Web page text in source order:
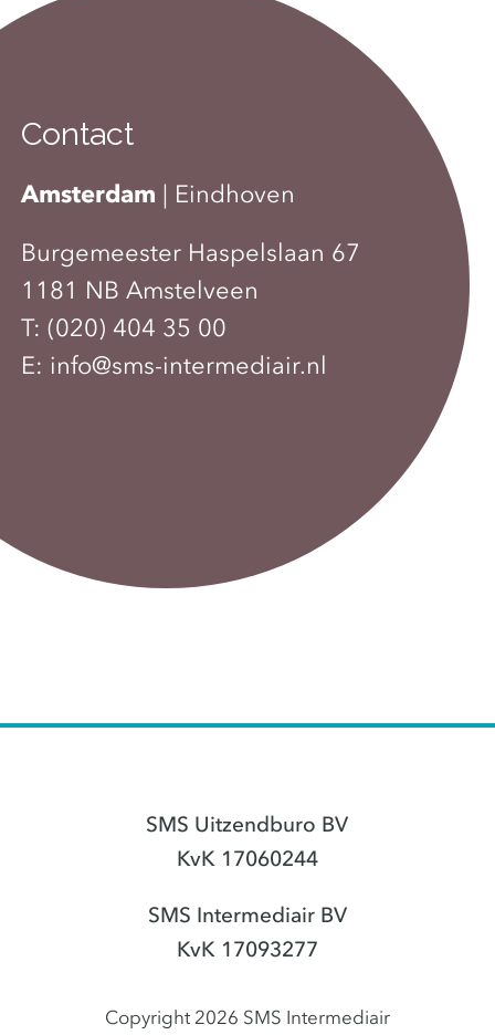
Contact
Amsterdam | Eindhoven
Burgemeester Haspelslaan 67
1181 NB Amstelveen
T:(020) 404 35 00
E: info@sms-intermediair.nl
SMS Uitzendburo BV
KvK 17060244
SMS Intermediair BV
KvK 17093277
Copyright 2026 SMS Intermediair